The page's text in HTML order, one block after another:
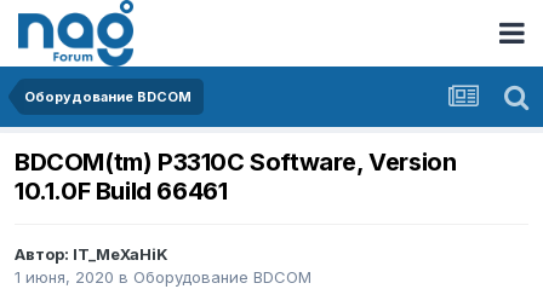
Оборудование BDCOM
BDCOM(tm) P3310C Software, Version
10.1.0F Build 66461
Автор: IT_MeXaHiK
1 июня, 2020 в Оборудование BDCOM